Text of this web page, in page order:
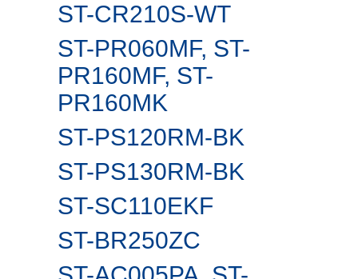
ST-CR210S-WT
ST-PR060MF, ST-
PR160MF, ST-
PR160MK
ST-PS120RM-BK
ST-PS130RM-BK
ST-SC110EKF
ST-BR250ZC